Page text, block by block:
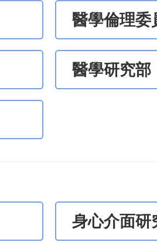
醫學倫理委
醫學研究部
身心介面研